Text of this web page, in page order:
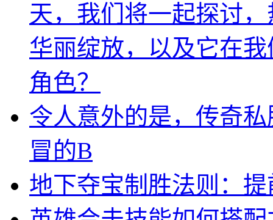
天，我们将一起探讨
华丽绽放，以及它在
角色？
令人意外的是，传奇
冒的B
地下夺宝制胜法则：